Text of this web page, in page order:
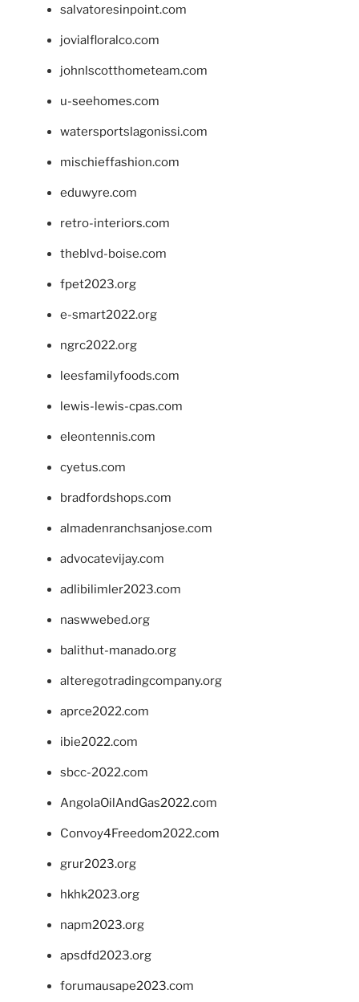
salvatoresinpoint.com
jovialfloralco.com
johnlscotthometeam.com
u-seehomes.com
watersportslagonissi.com
mischieffashion.com
eduwyre.com
retro-interiors.com
theblvd-boise.com
fpet2023.org
e-smart2022.org
ngrc2022.org
leesfamilyfoods.com
lewis-lewis-cpas.com
eleontennis.com
cyetus.com
bradfordshops.com
almadenranchsanjose.com
advocatevijay.com
adlibilimler2023.com
naswwebed.org
balithut-manado.org
alteregotradingcompany.org
aprce2022.com
ibie2022.com
sbcc-2022.com
AngolaOilAndGas2022.com
Convoy4Freedom2022.com
grur2023.org
hkhk2023.org
napm2023.org
apsdfd2023.org
forumausape2023.com